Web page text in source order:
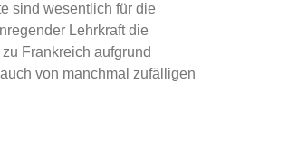
sind wesentlich für die
Lehrkraft die
Frankreich aufgrund
von manchmal zufälligen